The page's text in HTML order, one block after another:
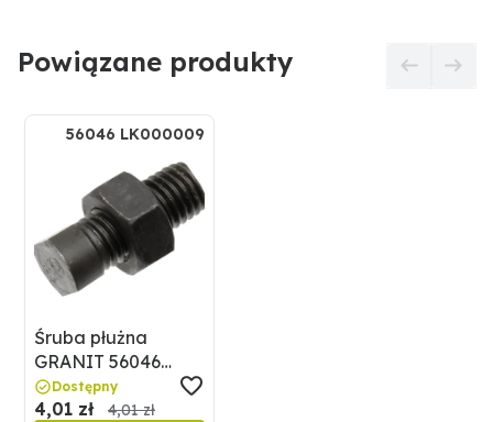
Powiązane produkty
56046 LK000009
Śruba płużna
GRANIT 56046
LK000009
Dostępny
4,01 zł 4,01 zł